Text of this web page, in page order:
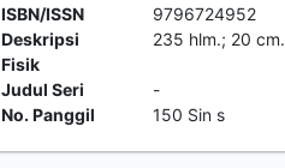
ISBN/ISSN
9796724952
Deskripsi
Fisik
235 hlm.; 20 cm.
Judul Seri
-
No. Panggil
150 Sin s